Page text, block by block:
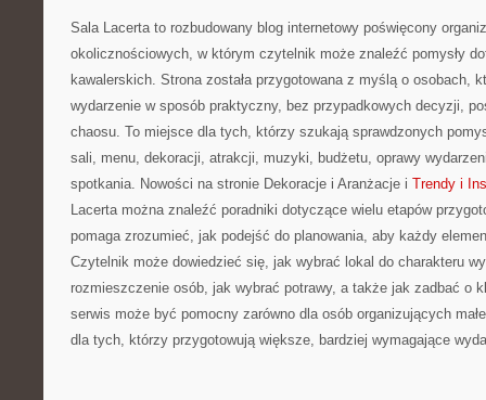
Sala Lacerta to rozbudowany blog internetowy poświęcony
okolicznościowych, w którym czytelnik może znaleźć pomysły
kawalerskich. Strona została przygotowana z myślą o osobach,
wydarzenie w sposób praktyczny, bez przypadkowych decyzji,
chaosu. To miejsce dla tych, którzy szukają sprawdzonych
sali, menu, dekoracji, atrakcji, muzyki, budżetu, oprawy
spotkania. Nowości na stronie Dekoracje i Aranżacje i Trendy i
Lacerta można znaleźć poradniki dotyczące wielu etapów
pomaga zrozumieć, jak podejść do planowania, aby każdy
Czytelnik może dowiedzieć się, jak wybrać lokal do charakteru
rozmieszczenie osób, jak wybrać potrawy, a także jak zadbać o
serwis może być pomocny zarówno dla osób organizujących
dla tych, którzy przygotowują większe, bardziej wymagające